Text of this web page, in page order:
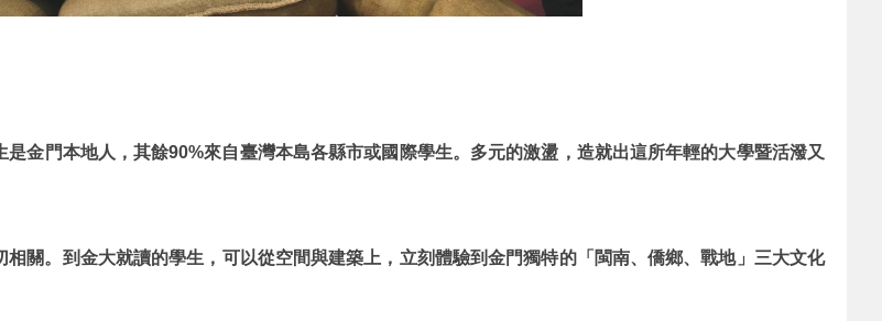
金門本地人，其餘90%來自臺灣本島各縣市或國際學生。多元的激盪，造就出這所年輕的大學暨活潑又
關。到金大就讀的學生，可以從空間與建築上，立刻體驗到金門獨特的「閩南、僑鄉、戰地」三大文化